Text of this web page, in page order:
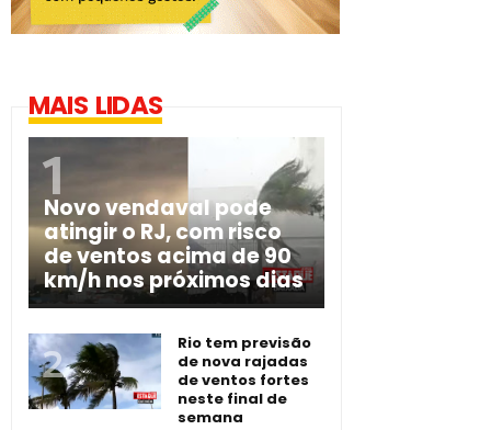
MAIS LIDAS
Novo vendaval pode
atingir o RJ, com risco
de ventos acima de 90
km/h nos próximos dias
Rio tem previsão
de nova rajadas
de ventos fortes
neste final de
semana